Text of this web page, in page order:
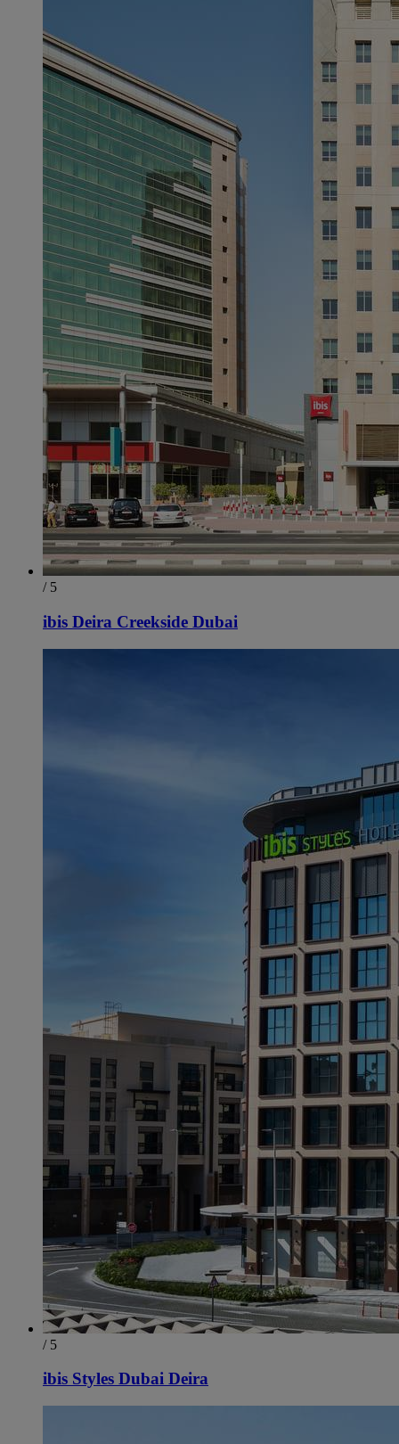
/ 5
ibis Deira Creekside Dubai
/ 5
ibis Styles Dubai Deira